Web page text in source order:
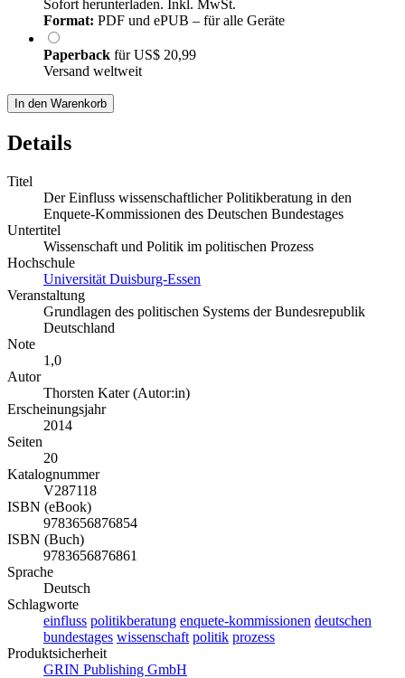
Sofort herunterladen. Inkl. MwSt.
Format: PDF und ePUB – für alle Geräte
Paperback fürUS$ 20,99
Versand weltweit
In den Warenkorb
Details
Titel
Der Einfluss wissenschaftlicher Politikberatung in den
Enquete-Kommissionen des Deutschen Bundestages
Untertitel
Wissenschaft und Politik im politischen Prozess
Hochschule
Universität Duisburg-Essen
Veranstaltung
Grundlagen des politischen Systems der Bundesrepublik
Deutschland
Note
1,0
Autor
Thorsten Kater (Autor:in)
Erscheinungsjahr
2014
Seiten
20
Katalognummer
V287118
ISBN (eBook)
9783656876854
ISBN (Buch)
9783656876861
Sprache
Deutsch
Schlagworte
einfluss politikberatung enquete-kommissionen deutschen
bundestages wissenschaft politik prozess
Produktsicherheit
GRIN Publishing GmbH